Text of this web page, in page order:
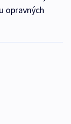
opravných